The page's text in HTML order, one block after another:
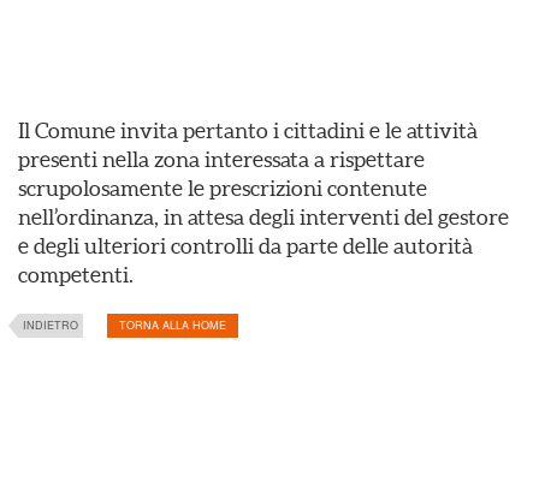
Il Comune invita pertanto i cittadini e le attività
presenti nella zona interessata a rispettare
scrupolosamente le prescrizioni contenute
nell’ordinanza, in attesa degli interventi del gestore
e degli ulteriori controlli da parte delle autorità
competenti.
INDIETRO TORNA ALLA HOME